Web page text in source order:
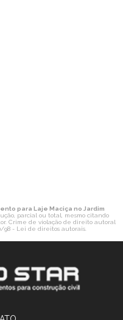
para Laje Maciça no Jardim
parcial ou total, mesmo citando
Crime de violação de direito autoral
98 - Lei de direitos autorais.